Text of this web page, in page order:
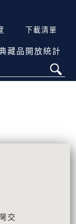
下載清單
藏品開放統計
交